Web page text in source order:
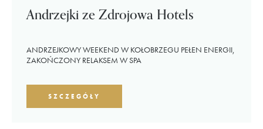
Andrzejki ze Zdrojowa Hotels
ANDRZEJKOWY WEEKEND W KOŁOBRZEGU PEŁEN ENERGII,
ZAKOŃCZONY RELAKSEM W SPA
SZCZEGÓŁY